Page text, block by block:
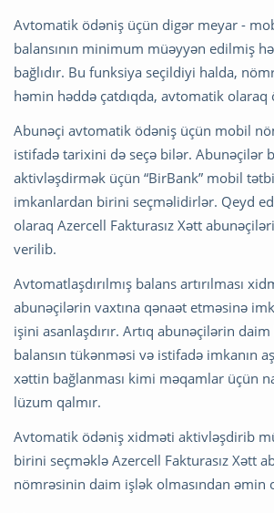
Avtomatik ödəniş üçün digər meyar -
balansının minimum müəyyən edilmiş
bağlıdır. Bu funksiya seçildiyi halda,
həmin həddə çatdıqda, avtomatik olaraq
Abunəçi avtomatik ödəniş üçün mobil
istifadə tarixini də seçə bilər. Abunəçilər
aktivləşdirmək üçün “BirBank” mobil
imkanlardan birini seçməlidirlər. Qeyd
olaraq Azercell Fakturasız Xətt
verilib.
Avtomatlaşdırılmış balans artırılması
abunəçilərin vaxtına qənaət etməsinə
işini asanlaşdırır. Artıq abunəçilərin
balansın tükənməsi və istifadə imkanın
xəttin bağlanması kimi məqamlar üçün
lüzum qalmır.
Avtomatik ödəniş xidməti aktivləşdirib
birini seçməklə Azercell Fakturasız Xətt
nömrəsinin daim işlək olmasından əmin